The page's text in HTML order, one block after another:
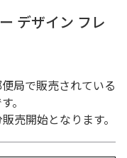
デザイン フレ
局で販売されている
。
売開始となります。